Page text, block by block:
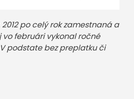
po celý rok zamestnaná a
februári vykonal ročné
podstate bez preplatku či